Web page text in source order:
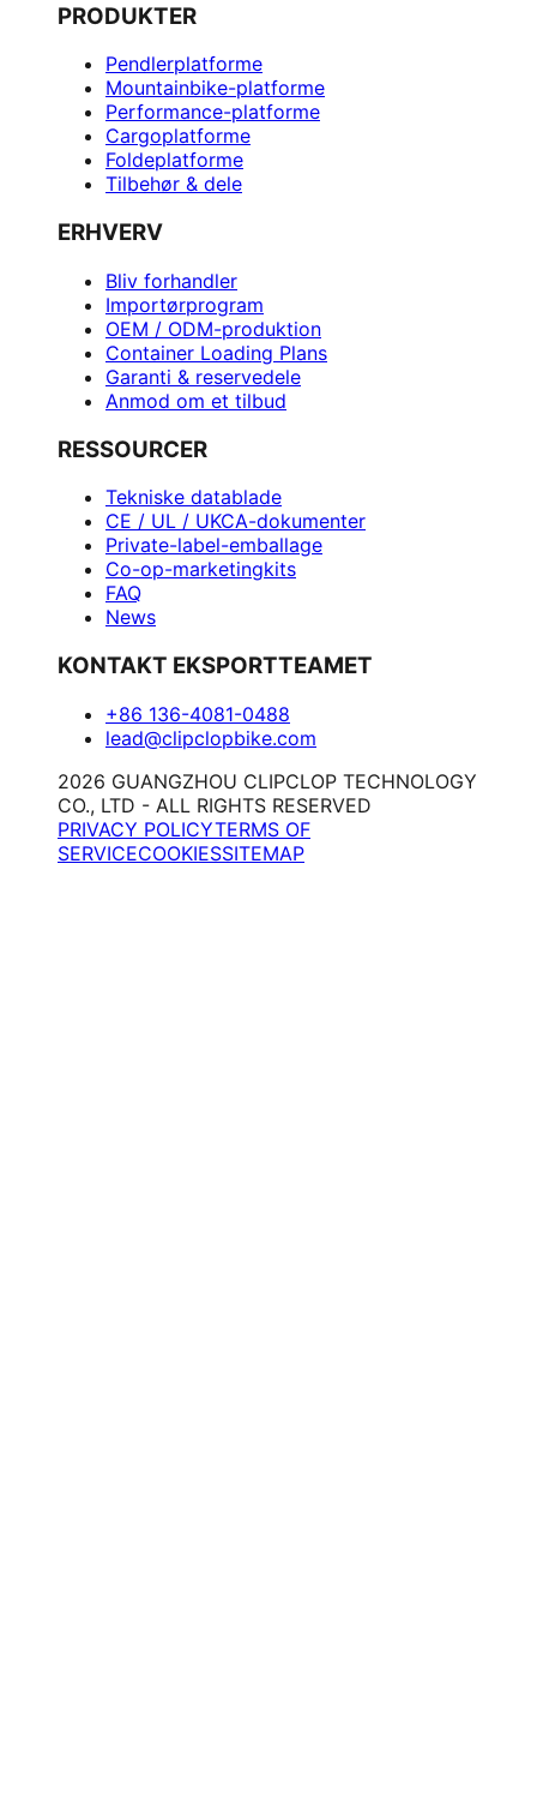
PRODUKTER
Pendlerplatforme
Mountainbike-platforme
Performance-platforme
Cargoplatforme
Foldeplatforme
Tilbehør & dele
ERHVERV
Bliv forhandler
Importørprogram
OEM / ODM-produktion
Container Loading Plans
Garanti & reservedele
Anmod om et tilbud
RESSOURCER
Tekniske datablade
CE / UL / UKCA-dokumenter
Private-label-emballage
Co-op-marketingkits
FAQ
News
KONTAKT EKSPORTTEAMET
+86 136-4081-0488
lead@clipclopbike.com
2026 GUANGZHOU CLIPCLOP TECHNOLOGY
CO., LTD - ALL RIGHTS RESERVED
PRIVACY POLICYTERMS OF
SERVICECOOKIESSITEMAP